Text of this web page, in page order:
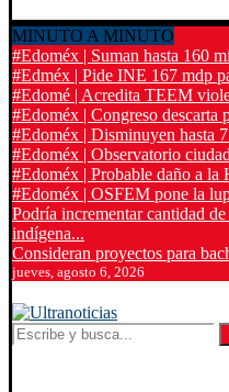
MINUTO A MINUTO
#Edoméx | Suman hasta 160
#Edméx | Pide INE 167 mdp
#Edomé | Acredita TEEM
#Edoméx | Congreso descarta
#Edoméx | Disminuyen hasta
#Edoméx | Observatorio
#Edoméx | Probable daño a la
#Edoméx | OSFEM pone la
Podría incrementar cantidad
indígena...
Consideran proyectos para
jueves, agosto 6, 2026